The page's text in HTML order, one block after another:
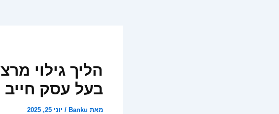
בעל עסק
מאת Banku
/ יוני 25, 2025